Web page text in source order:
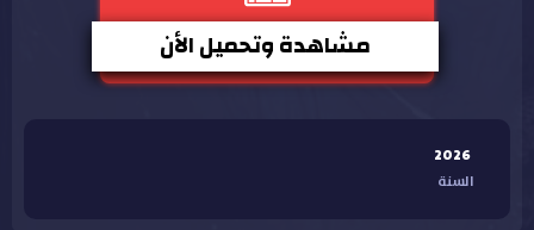
مشاهدة وتحميل الأن
2026
السنة